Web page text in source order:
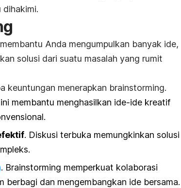
Anda mengumpulkan banyak ide,
solusi dari suatu masalah yang rumit
keuntungan menerapkan brainstorming.
membantu menghasilkan ide-ide kreatif
. Diskusi terbuka memungkinkan solusi
. Brainstorming memperkuat kolaborasi
berbagi dan mengembangkan ide bersama.